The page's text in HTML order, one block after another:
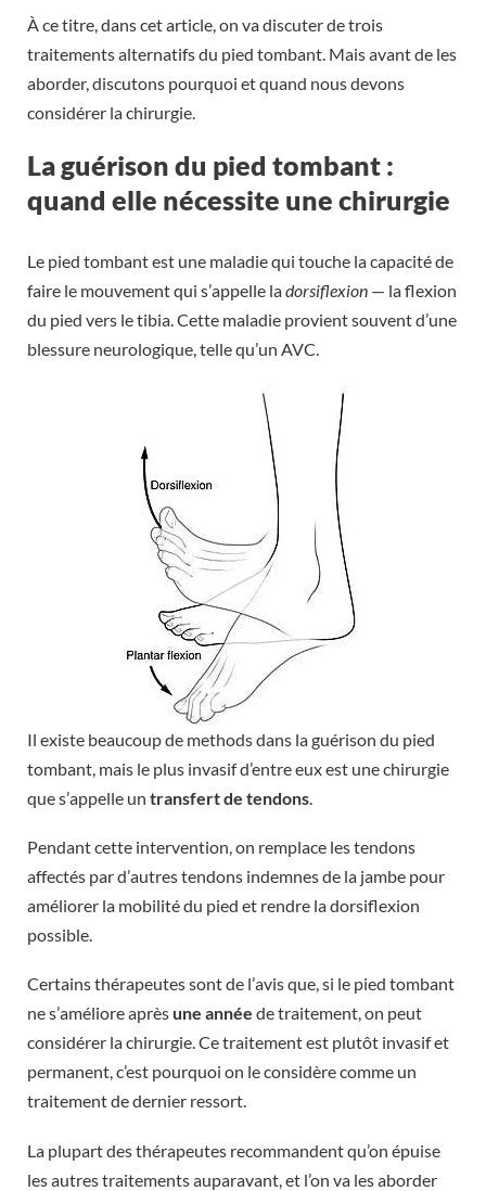
À ce titre, dans cet article, on va discuter de trois
traitements alternatifs du pied tombant. Mais avant de les
aborder, discutons pourquoi et quand nous devons
considérer la chirurgie.
La guérison du pied tombant :
quand elle nécessite une chirurgie
Le pied tombant est une maladie qui touche la capacité de
faire le mouvement qui s’appelle ladorsiflexion — la flexion
du pied vers le tibia. Cette maladie provient souvent d’une
blessure neurologique, telle qu’un AVC.
Il existe beaucoup de methods dans la guérison du pied
tombant, mais le plus invasif d’entre eux est une chirurgie
que s’appelle un transfert de tendons.
Pendant cette intervention, on remplace les tendons
affectés par d’autres tendons indemnes de la jambe pour
améliorer la mobilité du pied et rendre la dorsiflexion
possible.
Certains thérapeutes sont de l’avis que, si le pied tombant
ne s’améliore après une année de traitement, on peut
considérer la chirurgie. Ce traitement est plutôt invasif et
permanent, c’est pourquoi on le considère comme un
traitement de dernier ressort.
La plupart des thérapeutes recommandent qu’on épuise
les autres traitements auparavant, et l’on va les aborder